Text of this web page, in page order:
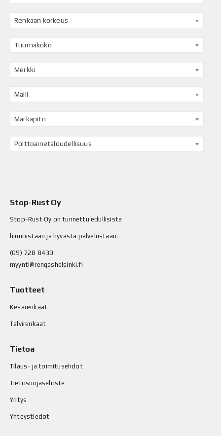
Renkaan korkeus
Tuumakoko
Merkki
Malli
Märkäpito
Polttoainetaloudellisuus
Stop-Rust Oy
Stop-Rust Oy on tunnettu edullisista
hinnoistaan ja hyvästä palvelustaan.
(09) 728 8430
myynti@rengashelsinki.fi
Tuotteet
Kesärenkaat
Talvirenkaat
Tietoa
Tilaus- ja toimitusehdot
Tietosuojaseloste
Yritys
Yhteystiedot